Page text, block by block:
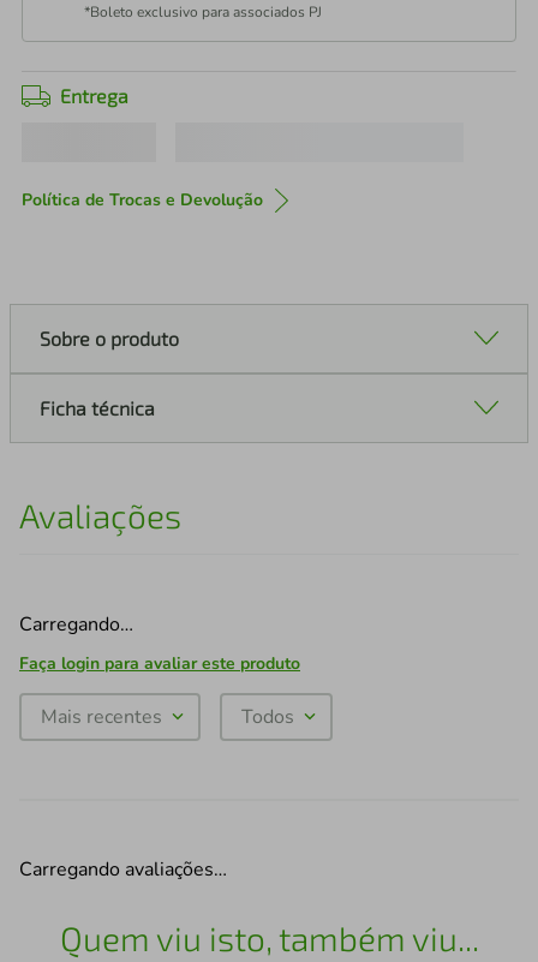
*Boleto exclusivo para associados PJ
Entrega
Política de Trocas e Devolução
Sobre o produto
Ficha técnica
Avaliações
Carregando…
Faça login para avaliar este produto
Mais recentes Todos
Carregando avaliações…
Quem viu isto, também viu...